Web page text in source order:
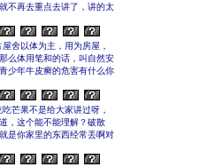
不再去重点去讲了，讲的太
舍以体为主，用为房屋，
么体用笔和的话，叫自然安
少年牛皮癣的危害有什么你
芒果不是给大家讲过呀，
，这个能不能理解？破散
是你家里的东西经常丢啊对